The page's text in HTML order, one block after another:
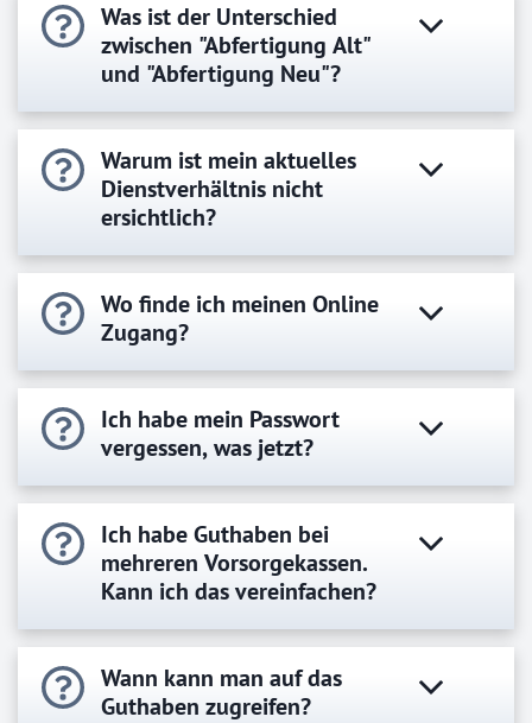
Was ist der Unterschied
zwischen "Abfertigung Alt"
und "Abfertigung Neu"?
Warum ist mein aktuelles
Dienstverhältnis nicht
ersichtlich?
Wo finde ich meinen Online
Zugang?
Ich habe mein Passwort
vergessen, was jetzt?
Ich habe Guthaben bei
mehreren Vorsorgekassen.
Kann ich das vereinfachen?
Wann kann man auf das
Guthaben zugreifen?